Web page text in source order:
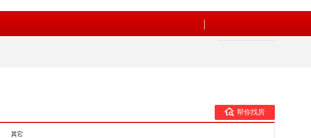
帮你找房
其它